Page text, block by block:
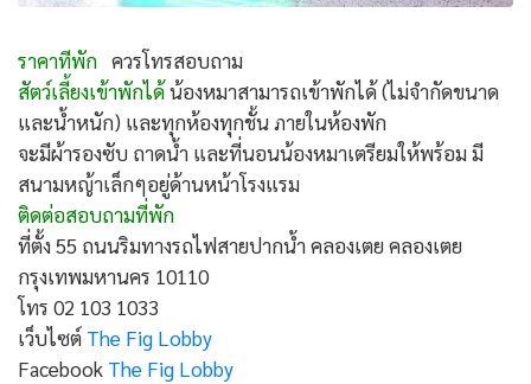
ราคาทีพัก ควรโทรสอบถาม
สัตว์เลี้ยงเข้าพักได้น้องหมาสามารถเข้าพักได้ (ไม่จำกัดขนาด
และน้ำหนัก) และทุกห้องทุกชั้น ภายในห้องพัก
จะมีผ้ารองซับ ถาดน้ำ และที่นอนน้องหมาเตรียมให้พร้อม มี
สนามหญ้าเล็กๆอยู่ด้านหน้าโรงแรม
ติดต่อสอบถามที่พัก
ที่ตั้ง 55 ถนนริมทางรถไฟสายปากน้ำ คลองเตย คลองเตย
กรุงเทพมหานคร 10110
โทร 02 103 1033
เว็บไซต์ The Fig Lobby
Facebook The Fig Lobby